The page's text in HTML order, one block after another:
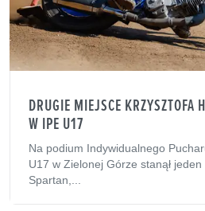
DRUGIE MIEJSCE KRZYSZTOFA
W IPE U17
Na podium Indywidualnego
U17 w Zielonej Górze stanął jeden
Spartan,...